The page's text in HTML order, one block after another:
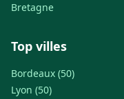
Bretagne
Top villes
Bordeaux (50)
Lyon (50)